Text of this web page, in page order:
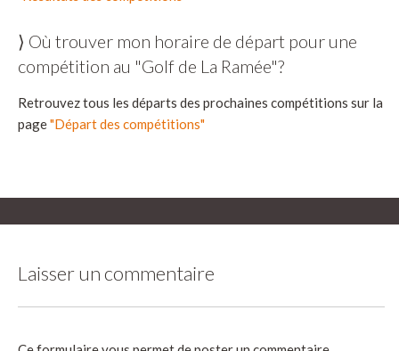
⟩ Où trouver mon horaire de départ pour une
compétition au "Golf de La Ramée"?
Retrouvez tous les départs des prochaines compétitions sur la
page"Départ des compétitions"
Laisser un commentaire